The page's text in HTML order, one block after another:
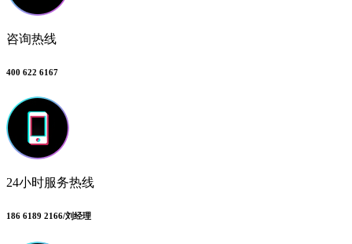
咨询热线
400 622 6167
24小时服务热线
186 6189 2166/刘经理